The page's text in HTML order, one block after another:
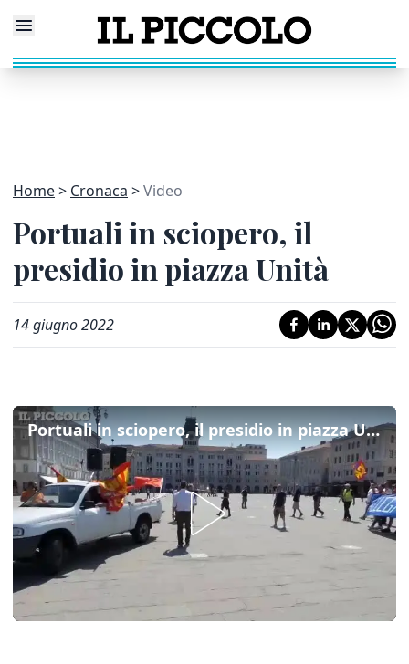
Home Cronaca Video
Portuali in sciopero, il
presidio in piazza Unità
14 giugno 2022
Portuali in sciopero, il presidio in piazza Unità